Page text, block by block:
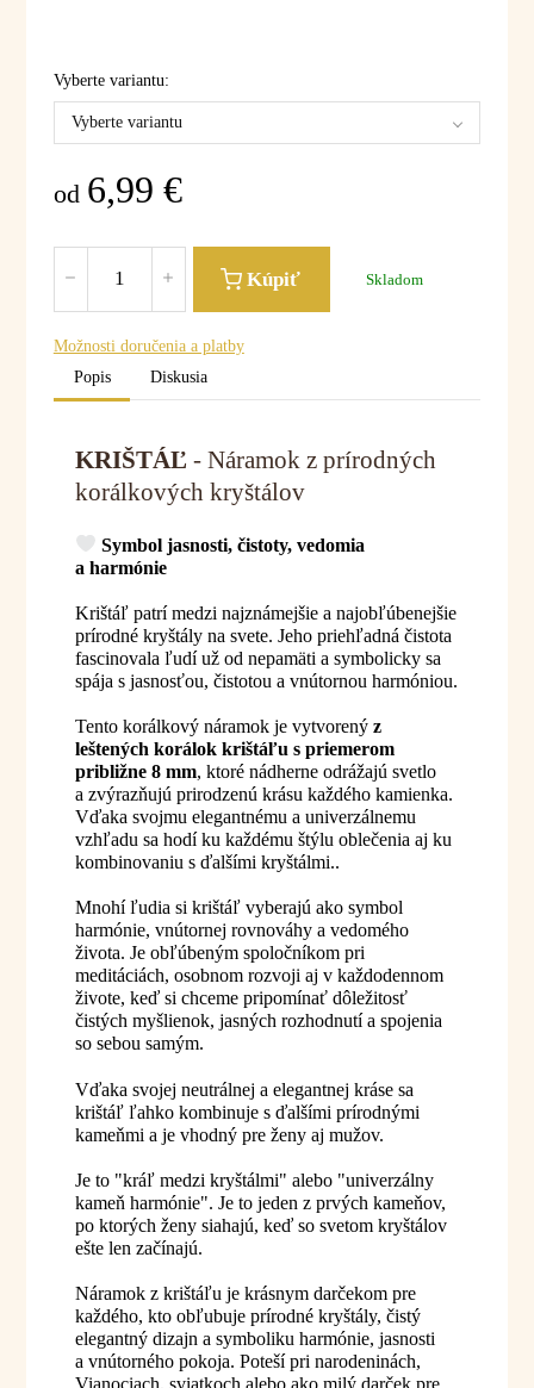
Vyberte variantu:
Vyberte variantu
od 6,99 €
Kúpiť Skladom
Možnosti doručenia a platby
Popis
Diskusia
KRIŠTÁĽ - Náramok z prírodných
korálkových kryštálov
Symbol jasnosti, čistoty, vedomia
a harmónie
Krištáľ patrí medzi najznámejšie a najobľúbenejšie
prírodné kryštály na svete. Jeho priehľadná čistota
fascinovala ľudí už od nepamäti a symbolicky sa
spája s jasnosťou, čistotou a vnútornou harmóniou.
Tento korálkový náramok je vytvorený z
leštených korálok krištáľu s priemerom
približne 8 mm, ktoré nádherne odrážajú svetlo
a zvýrazňujú prirodzenú krásu každého kamienka.
Vďaka svojmu elegantnému a univerzálnemu
vzhľadu sa hodí ku každému štýlu oblečenia aj ku
kombinovaniu s ďalšími kryštálmi..
Mnohí ľudia si krištáľ vyberajú ako symbol
harmónie, vnútornej rovnováhy a vedomého
života. Je obľúbeným spoločníkom pri
meditáciách, osobnom rozvoji aj v každodennom
živote, keď si chceme pripomínať dôležitosť
čistých myšlienok, jasných rozhodnutí a spojenia
so sebou samým.
Vďaka svojej neutrálnej a elegantnej kráse sa
krištáľ ľahko kombinuje s ďalšími prírodnými
kameňmi a je vhodný pre ženy aj mužov.
Je to "kráľ medzi kryštálmi" alebo "univerzálny
kameň harmónie". Je to jeden z prvých kameňov,
po ktorých ženy siahajú, keď so svetom kryštálov
ešte len začínajú.
Náramok z krištáľu je krásnym darčekom pre
každého, kto obľubuje prírodné kryštály, čistý
elegantný dizajn a symboliku harmónie, jasnosti
a vnútorného pokoja. Poteší pri narodeninách,
Vianociach, sviatkoch alebo ako milý darček pre